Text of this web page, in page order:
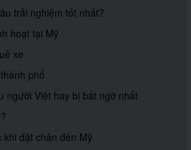
trải nghiệm tốt nhất?
hoạt tại Mỹ
xe
phố
người Việt hay bị bất ngờ nhất
đặt chân đến Mỹ